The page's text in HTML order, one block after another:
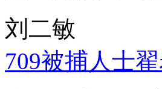
刘二敏
709被捕人士